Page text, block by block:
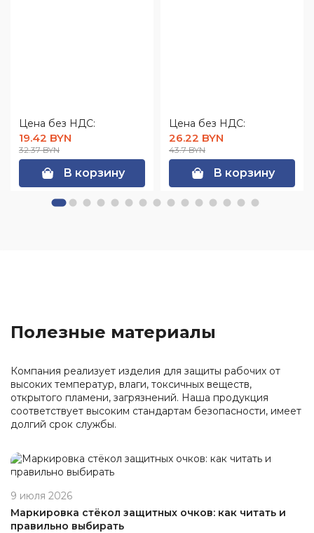
Цена без НДС:
19.42 BYN
32.37 BYN
В корзину
Цена без НДС:
26.22 BYN
43.7 BYN
В корзину
Полезные материалы
Компания реализует изделия для защиты рабочих от
высоких температур, влаги, токсичных веществ,
открытого пламени, загрязнений. Наша продукция
соответствует высоким стандартам безопасности, имеет
долгий срок службы.
9 июля 2026
Маркировка стёкол защитных очков: как читать и
правильно выбирать